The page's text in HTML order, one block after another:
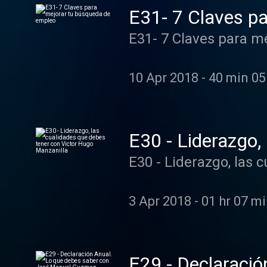
con su historia de
a reafirmar que los limites
creadora y CEO de
maestros
E31- 7 Claves
E31- 7 Claves para
10 Apr 2018 - 40 min
E30 -
Manzanilla
E30 - Liderazgo, las
3 Apr 2018 - 01 hr 07